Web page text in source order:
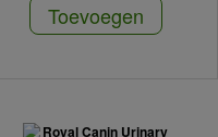
Toevoegen